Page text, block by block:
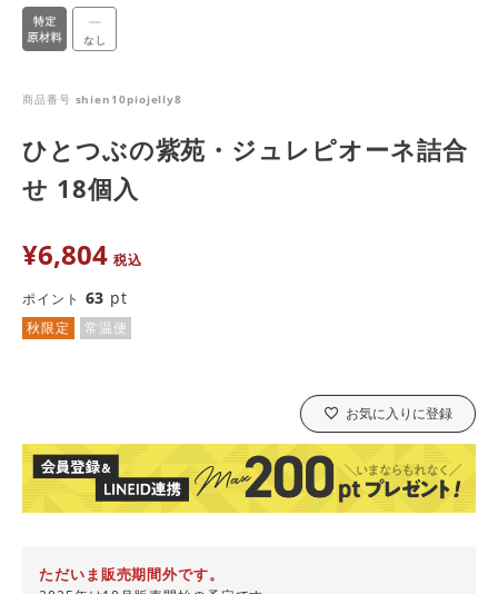
商品番号 shien10piojelly8
ひとつぶの紫苑・ジュレピオーネ詰合
せ 18個入
¥6,804 税込
ポイント 63 pt
秋限定 常温便
お気に入りに登録
ただいま販売期間外です。